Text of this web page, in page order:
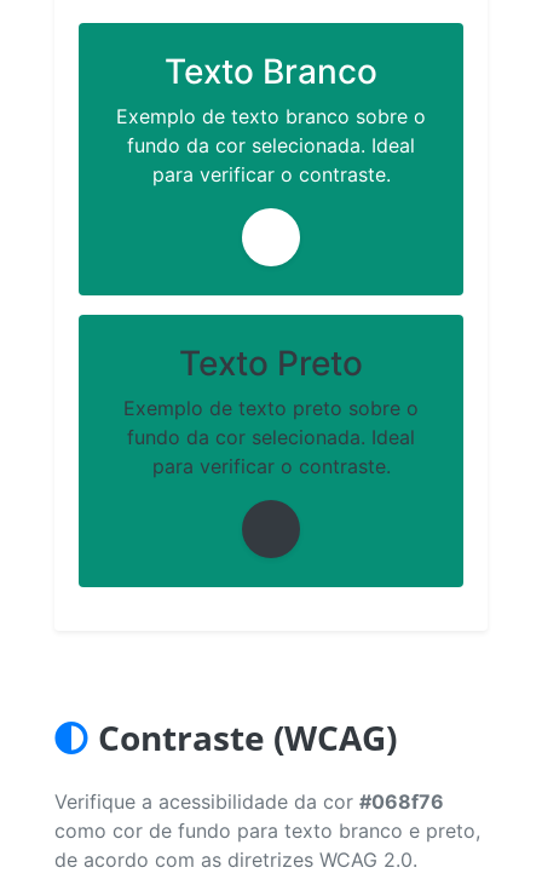
Texto Branco
Exemplo de texto branco sobre o
fundo da cor selecionada. Ideal
para verificar o contraste.
Texto Preto
Exemplo de texto preto sobre o
fundo da cor selecionada. Ideal
para verificar o contraste.
Contraste (WCAG)
Verifique a acessibilidade da cor #068f76
como cor de fundo para texto branco e preto,
de acordo com as diretrizes WCAG 2.0.